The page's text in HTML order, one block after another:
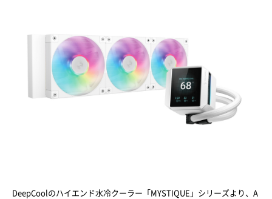
DeepCoolのハイエンド水冷クーラー「MYSTIQUE」シリーズより、A